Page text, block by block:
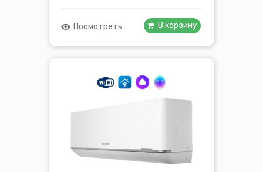
Посмотреть В корзину